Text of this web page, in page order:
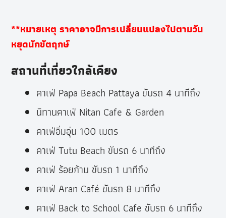
**หมายเหตุ ราคาอาจมีการเปลี่ยนแปลงไปตามวัน
หยุดนักขัตฤกษ์
สถานที่เที่ยวใกล้เคียง
คาเฟ่ Papa Beach Pattaya ขับรถ 4 นาทีถึง
นิทานคาเฟ่ Nitan Cafe & Garden
คาเฟ่อิ่มอุ่น 100 เมตร
คาเฟ่ Tutu Beach ขับรถ 6 นาทีถึง
คาเฟ่ ร้อยก้าน ขับรถ 1 นาทีถึง
คาเฟ่ Aran Café ขับรถ 8 นาทีถึง
คาเฟ่ Back to School Cafe ขับรถ 6 นาทีถึง